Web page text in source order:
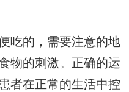
吃的，需要注意的地
物的刺激。正确的运
者在正常的生活中控